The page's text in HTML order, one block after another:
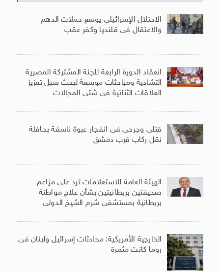
الاحتلال الإسرائيلى يوسع حملات الدهم
والاعتقال فى قلنديا وكفر عقب
انعقاد الدورة الرابعة للجنة المشتركة المصرية
التشادية ومباحثات موسعة لبحث سبل تعزيز
العلاقات الثنائية فى شتى المجالات
قتلى وجرحى فى انفجار عبوة ناسفة بحافلة
نقل ركاب قرب دمشق
الهيئة العامة للاستعلامات ترد على مزاعم
صحيفتين بريطانيتين بشأن علاج مواطنة
بريطانية بمستشفى شرم الشيخ الدولى
الخارجية الأمريكية: محادثات إسرائيل ولبنان فى
روما كانت مثمرة